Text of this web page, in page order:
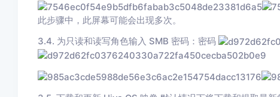
此步骤中，此屏幕可能会出现多次。
3.4. 为只读和读写角色输入 SMB 密码：密码